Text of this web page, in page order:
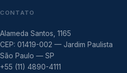
CONTATO
Alameda Santos, 1165
CEP: 01419-002 — Jardim Paulista
São Paulo — SP
+55 (11) 4890-4111